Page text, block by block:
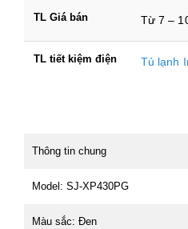
TL Giá bán Từ 7 –
TL tiết kiệm điện Tủ lạnh
Thông tin chung
Model: SJ-XP430PG
Màu sắc: Đen